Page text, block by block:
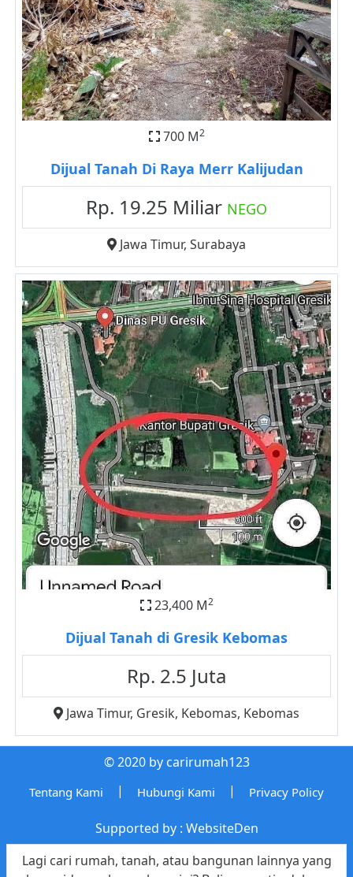
700 M2
Dijual Tanah Di Raya Merr Kalijudan
Rp. 19.25 Miliar NEGO
Jawa Timur, Surabaya
23,400 M2
Dijual Tanah di Gresik Kebomas
Rp. 2.5 Juta
Jawa Timur, Gresik, Kebomas, Kebomas
© 2020 by carirumah123
Tentang Kami | Hubungi Kami | Privacy Policy
Supported by : WebsiteDen
Lagi cari rumah, tanah, atau bangunan lainnya yang